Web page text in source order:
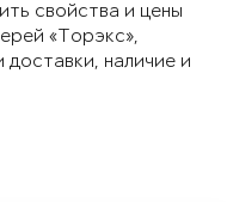
свойства и цены
«Торэкс»,
наличие и